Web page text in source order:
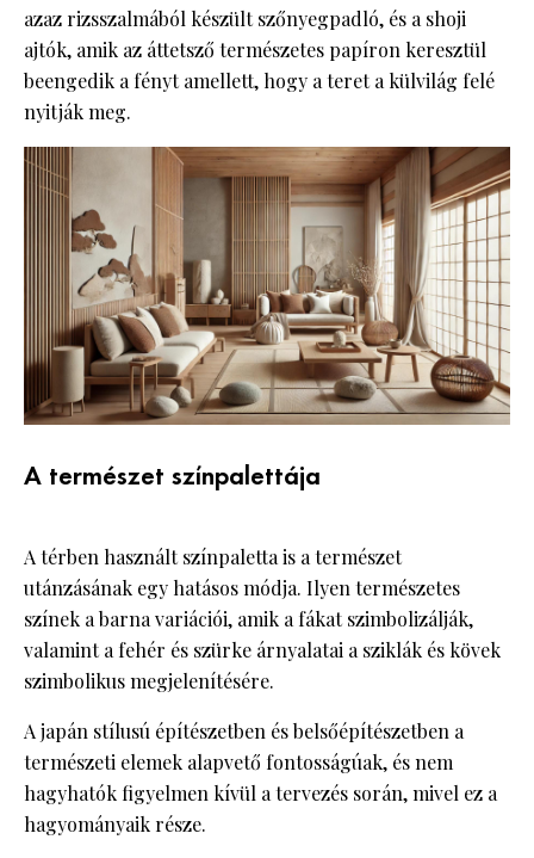
azaz rizsszalmából készült szőnyegpadló, és a shoji
ajtók, amik az áttetsző természetes papíron keresztül
beengedik a fényt amellett, hogy a teret a külvilág felé
nyitják meg.
A természet színpalettája
A térben használt színpaletta is a természet
utánzásának egy hatásos módja. Ilyen természetes
színek a barna variációi, amik a fákat szimbolizálják,
valamint a fehér és szürke árnyalatai a sziklák és kövek
szimbolikus megjelenítésére.
A japán stílusú építészetben és belsőépítészetben a
természeti elemek alapvető fontosságúak, és nem
hagyhatók figyelmen kívül a tervezés során, mivel ez a
hagyományaik része.